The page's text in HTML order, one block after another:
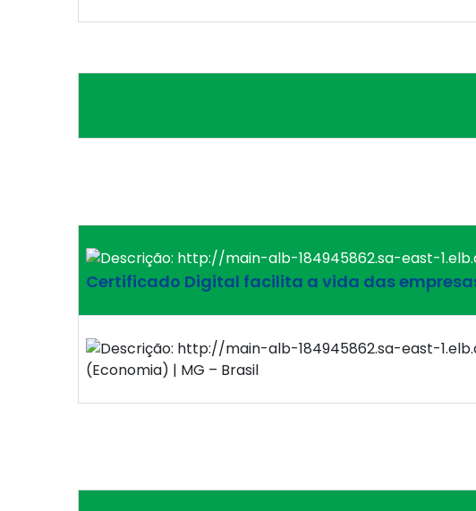
Certificado Digital facilita a vida das
(Economia) | MG – Brasil